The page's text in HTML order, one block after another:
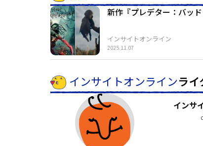
新作『プレデター：バッ
2025.11.07
インサイトオンライン
インサイトオンラインライ
インサ